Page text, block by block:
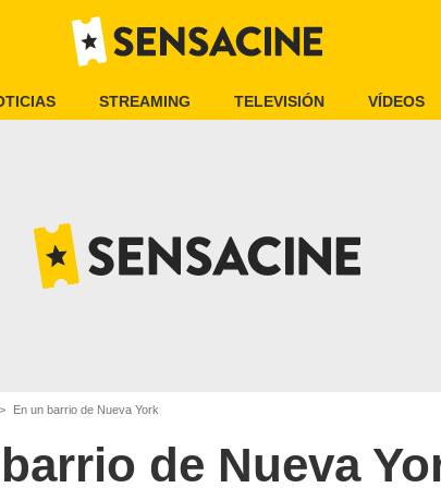
STREAMING TELEVISIÓN VÍDEOS
En un barrio de Nueva York
de Nueva